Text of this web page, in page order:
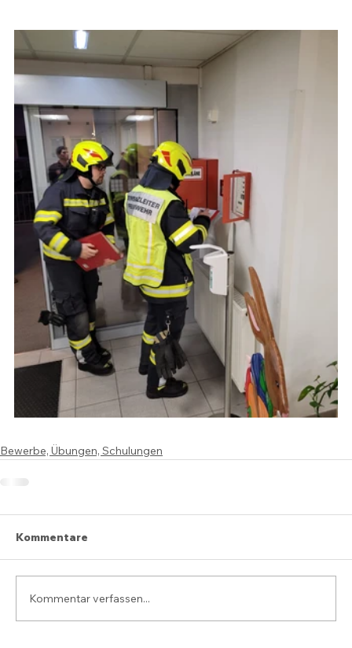
Bewerbe, Übungen, Schulungen
Kommentare
Kommentar verfassen...